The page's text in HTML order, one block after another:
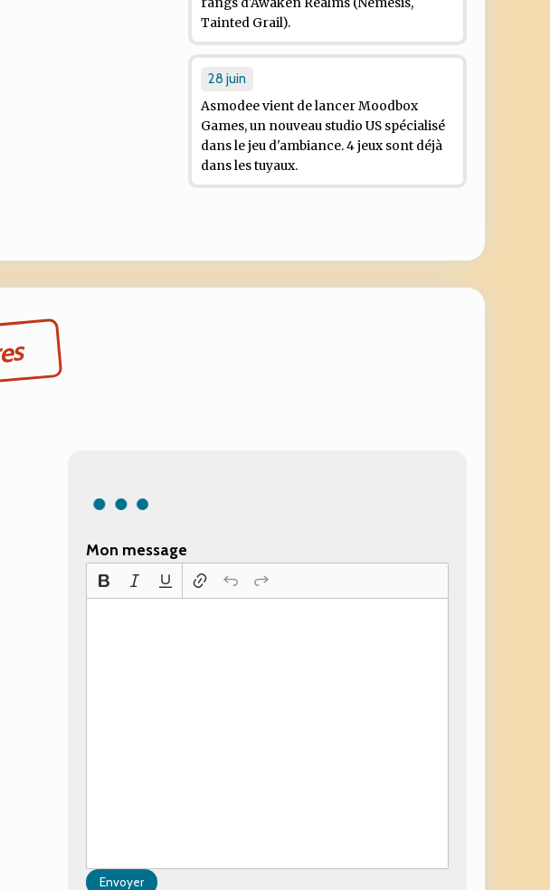
Tainted Grail).
28 juin
Asmodee vient de lancer Moodbox
Games, un nouveau studio US spécialisé
dans le jeu d'ambiance. 4 jeux sont déjà
dans les tuyaux.
Mon message
Envoyer